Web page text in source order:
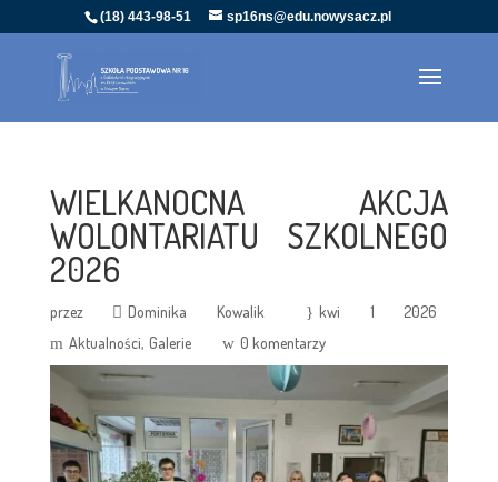
(18) 443-98-51 sp16ns@edu.nowysacz.pl
WIELKANOCNA AKCJA
WOLONTARIATU SZKOLNEGO
2026
przez Dominika Kowalik
kwi 1 2026
Aktualności Galerie 0 komentarzy